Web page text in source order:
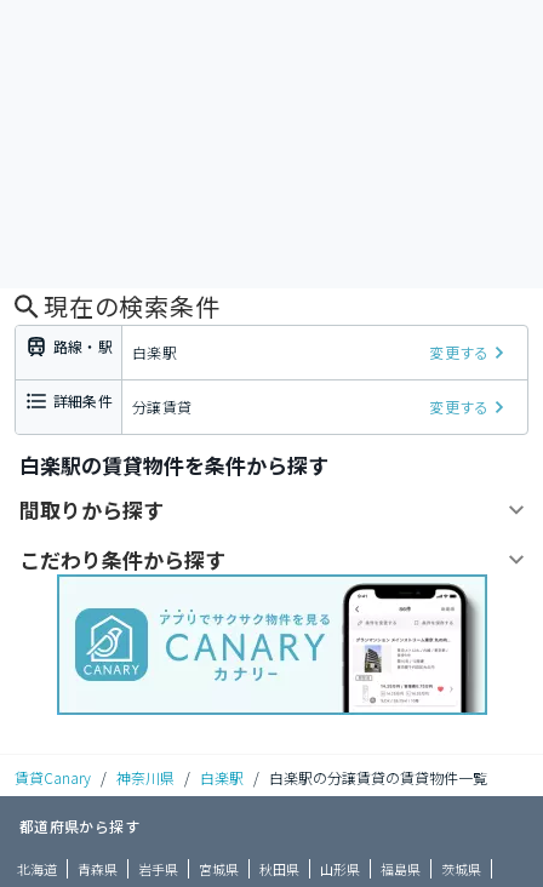
現在の検索条件
路線・駅 白楽駅 変更する
詳細条件 分譲賃貸 変更する
白楽駅の賃貸物件を条件から探す
間取りから探す
こだわり条件から探す
賃貸Canary / 神奈川県 / 白楽駅 / 白楽駅の分譲賃貸の賃貸物件一覧
都道府県から探す
北海道 青森県 岩手県 宮城県 秋田県 山形県 福島県 茨城県